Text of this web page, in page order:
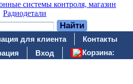
для клиента
Контакты
Вход Корзина: